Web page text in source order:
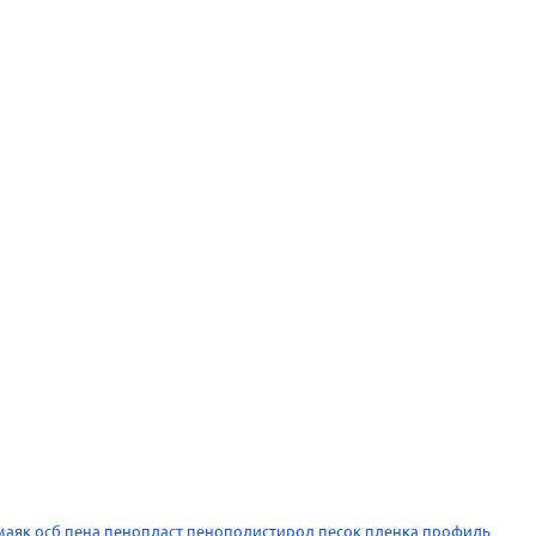
осб пена пенопласт пенополистирол песок пленка профиль